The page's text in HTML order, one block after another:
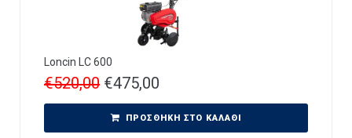
Loncin LC 600
€520,00 €475,00
ΠΡΟΣΘΉΚΗ ΣΤΟ ΚΑΛΆΘΙ